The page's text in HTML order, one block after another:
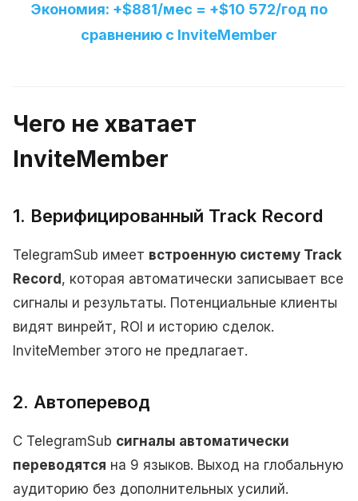
Экономия: +$881/мес = +$10 572/год по
сравнению с InviteMember
Чего не хватает
InviteMember
1. Верифицированный Track Record
TelegramSub имеет встроенную систему Track
Record , которая автоматически записывает все
сигналы и результаты. Потенциальные клиенты
видят винрейт, ROI и историю сделок.
InviteMember этого не предлагает.
2. Автоперевод
С TelegramSub сигналы автоматически
переводятся на 9 языков. Выход на глобальную
аудиторию без дополнительных усилий.